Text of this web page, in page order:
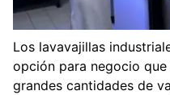
Los lavavajillas
opción para negocio
grandes cantidades de